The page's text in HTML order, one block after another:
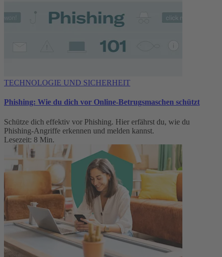
TECHNOLOGIE UND SICHERHEIT
Phishing: Wie du dich vor Online-Betrugsmaschen schützt
Schütze dich effektiv vor Phishing. Hier erfährst du, wie du
Phishing-Angriffe erkennen und melden kannst.
Lesezeit: 8 Min.